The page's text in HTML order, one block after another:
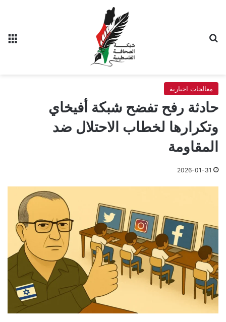
معالجات اخبارية
حادثة رفح تفضح شبكة أفيخاي
وتكرارها لخطاب الاحتلال ضد
المقاومة
2026-01-31